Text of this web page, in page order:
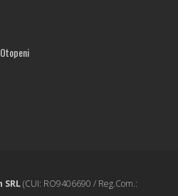
(CUI: RO9406690 / Reg.Com.: